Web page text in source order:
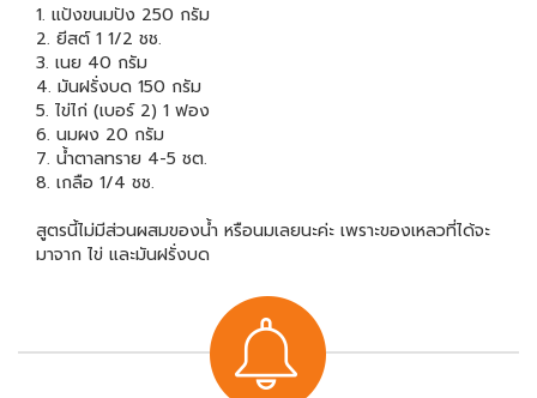
1. แป้งขนมปัง 250 กรัม
2. ยีสต์ 1 1/2 ชช.
3. เนย 40 กรัม
4. มันฝรั่งบด 150 กรัม
5. ไข่ไก่ (เบอร์ 2) 1 ฟอง
6. นมผง 20 กรัม
7. น้ำตาลทราย 4-5 ชต.
8. เกลือ 1/4 ชช.
สูตรนี้ไม่มีส่วนผสมของน้ำ หรือนมเลยนะค่ะ เพราะของเหลวที่ได้จะ
มาจาก ไข่ และมันฝรั่งบด